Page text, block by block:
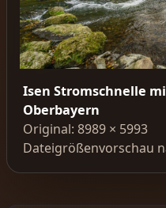
Isen Stromschnelle
Oberbayern
Original: 8989 × 5993
Dateigrößenvorschau